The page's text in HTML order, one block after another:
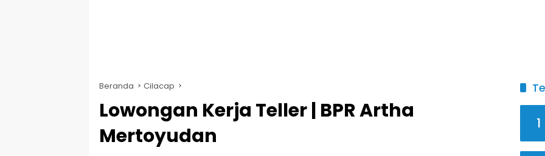
Beranda Cilacap
Lowongan Kerja Teller | BPR Artha
Mertoyudan
1